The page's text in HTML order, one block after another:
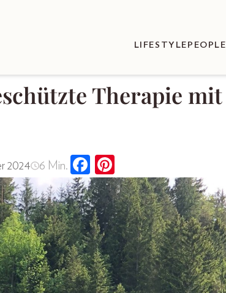
LIFESTYLE PEOPLE
Therapie mit
2024 6 Min.